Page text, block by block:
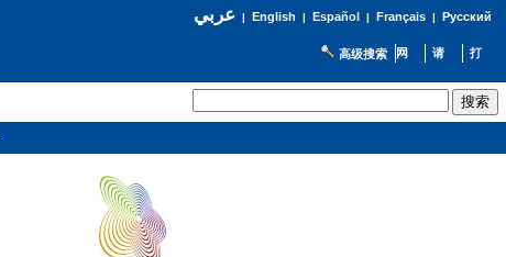
عربي| English | Español | Français| Русский
高级搜索